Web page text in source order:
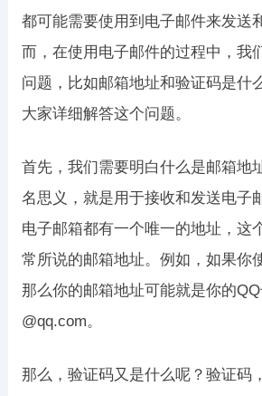
都可能需要使用到电子邮件来发送
而，在使用电子邮件的过程中，我
问题，比如邮箱地址和验证码是什
大家详细解答这个问题。
首先，我们需要明白什么是邮箱地
名思义，就是用于接收和发送电子
电子邮箱都有一个唯一的地址，这
常所说的邮箱地址。例如，如果你
那么你的邮箱地址可能就是你的
@qq.com。
那么，验证码又是什么呢？验证码